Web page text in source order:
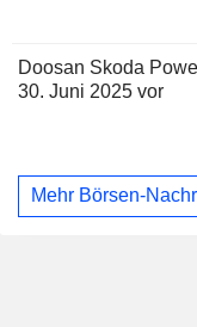
Doosan Skoda
30. Juni 2025 vor
Mehr Börsen-